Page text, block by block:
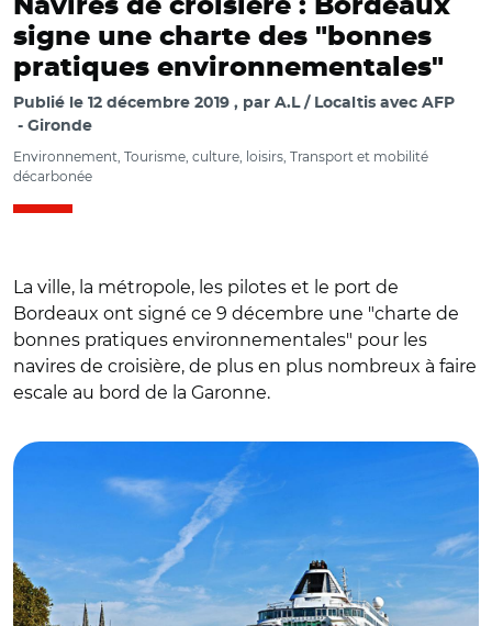
Navires de croisière : Bordeaux
signe une charte des "bonnes
pratiques environnementales"
Publié le 12 décembre 2019 par A.L / Localtis avec AFP
Gironde
Environnement, Tourisme, culture, loisirs, Transport et mobilité
décarbonée
La ville, la métropole, les pilotes et le port de
Bordeaux ont signé ce 9 décembre une "charte de
bonnes pratiques environnementales" pour les
navires de croisière, de plus en plus nombreux à faire
escale au bord de la Garonne.